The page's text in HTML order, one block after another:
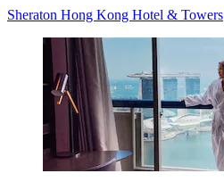
Sheraton Hong Kong Hotel & Towers